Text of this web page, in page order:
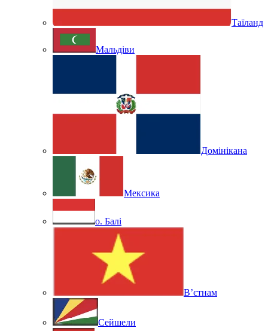
Таїланд
Мальдіви
Домінікана
Мексика
о. Балі
В’єтнам
Сейшели